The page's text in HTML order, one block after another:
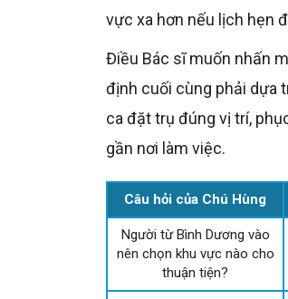
vực xa hơn nếu lịch hẹn
Điều Bác sĩ muốn nhấn mạnh là: Chú nên xem vị trí phòng khám như một tiêu chí thuận tiện, còn quyết
định cuối cùng phải dựa
ca đặt trụ đúng vị trí,
gần nơi làm việc.
Câu hỏi của Chú Hùng
Người từ Bình Dương vào
nên chọn khu vực nào cho
thuận tiện?